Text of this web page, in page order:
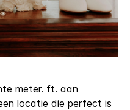
meter. ft. aan
locatie die perfect is